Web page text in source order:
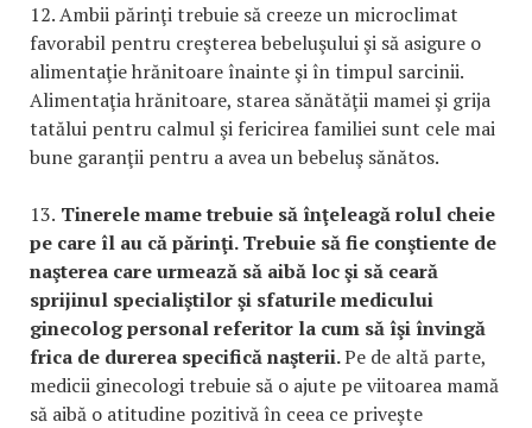
12. Ambii părinţi trebuie să creeze un microclimat
favorabil pentru creşterea bebeluşului şi să asigure o
alimentaţie hrănitoare înainte şi în timpul sarcinii.
Alimentaţia hrănitoare, starea sănătăţii mamei şi grija
tatălui pentru calmul şi fericirea familiei sunt cele mai
bune garanţii pentru a avea un bebeluş sănătos.
13. Tinerele mame trebuie să înţeleagă rolul cheie
pe care îl au că părinţi. Trebuie să fie conştiente de
naşterea care urmează să aibă loc şi să ceară
sprijinul specialiştilor şi sfaturile medicului
ginecolog personal referitor la cum să îşi învingă
frica de durerea specifică naşterii.Pe de altă parte,
medicii ginecologi trebuie să o ajute pe viitoarea mamă
să aibă o atitudine pozitivă în ceea ce priveşte